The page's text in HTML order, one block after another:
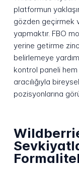
platformun
gözden geçirmek
yapmaktır. FBO
yerine getirme
belirlemeye
kontrol paneli
aracılığıyla
pozisyonlarına